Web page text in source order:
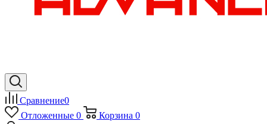
Сравнение0
Отложенные 0 Корзина 0